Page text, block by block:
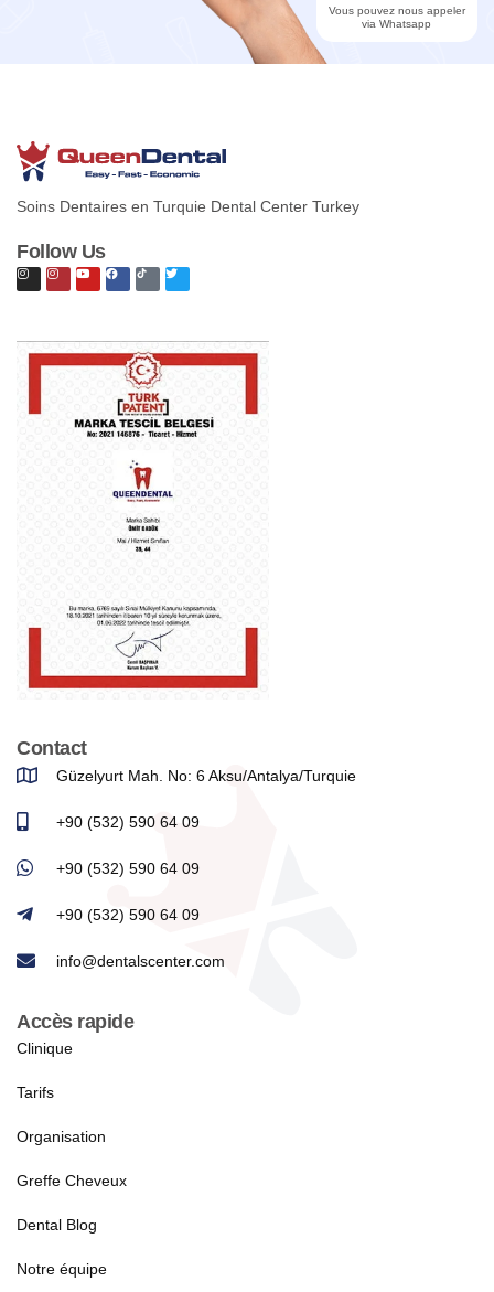
Vous pouvez nous appeler
via Whatsapp
Soins Dentaires en Turquie Dental Center Turkey
Follow Us
Contact
Güzelyurt Mah. No: 6 Aksu/Antalya/Turquie
+90 (532) 590 64 09
+90 (532) 590 64 09
+90 (532) 590 64 09
info@dentalscenter.com
Accès rapide
Clinique
Tarifs
Organisation
Greffe Cheveux
Dental Blog
Notre équipe